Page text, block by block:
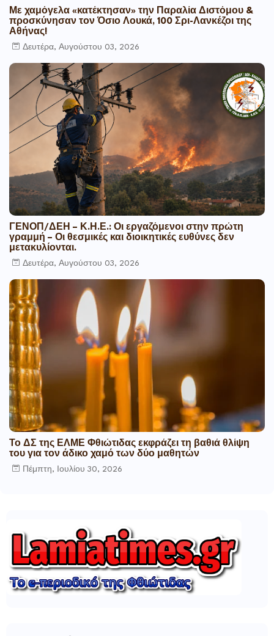
Με χαμόγελα «κατέκτησαν» την Παραλία Διστόμου &
προσκύνησαν τον Όσιο Λουκά, 100 Σρι-Λανκέζοι της
Αθήνας!
Δευτέρα, Αυγούστου 03, 2026
ΓΕΝΟΠ/ΔΕΗ – Κ.Η.Ε.: Οι εργαζόμενοι στην πρώτη
γραμμή – Οι θεσμικές και διοικητικές ευθύνες δεν
μετακυλίονται.
Δευτέρα, Αυγούστου 03, 2026
Το ΔΣ της ΕΛΜΕ Φθιώτιδας εκφράζει τη βαθιά θλίψη
του για τον άδικο χαμό των δύο μαθητών
Πέμπτη, Ιουλίου 30, 2026